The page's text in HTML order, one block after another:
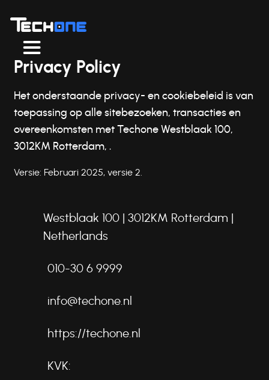
Privacy Policy
Het onderstaande privacy- en cookiebeleid is van
toepassing op alle sitebezoeken, transacties en
overeenkomsten met Techone Westblaak 100,
3012KM Rotterdam, .
Versie: Februari 2025, versie 2.
Westblaak 100 | 3012KM Rotterdam |
Netherlands
010-30 6 9999
info@techone.nl
https://techone.nl
KVK: